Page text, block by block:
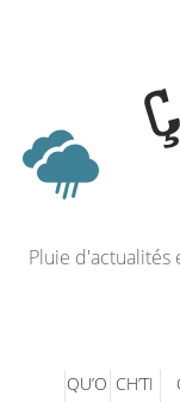
Pluie d'actualités
QU’O CH’TI